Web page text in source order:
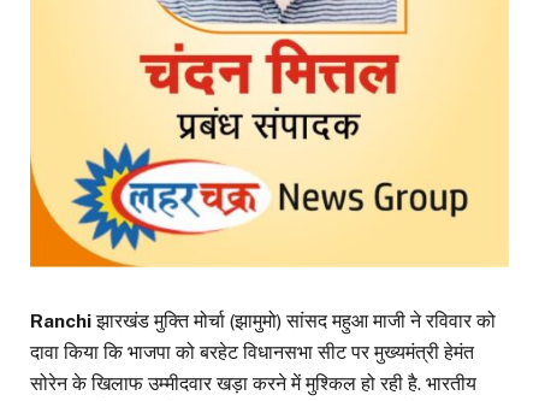
Ranchiझारखंड मुक्ति मोर्चा (झामुमो) सांसद महुआ माजी ने रविवार को
दावा किया कि भाजपा को बरहेट विधानसभा सीट पर मुख्यमंत्री हेमंत
सोरेन के खिलाफ उम्मीदवार खड़ा करने में मुश्किल हो रही है. भारतीय